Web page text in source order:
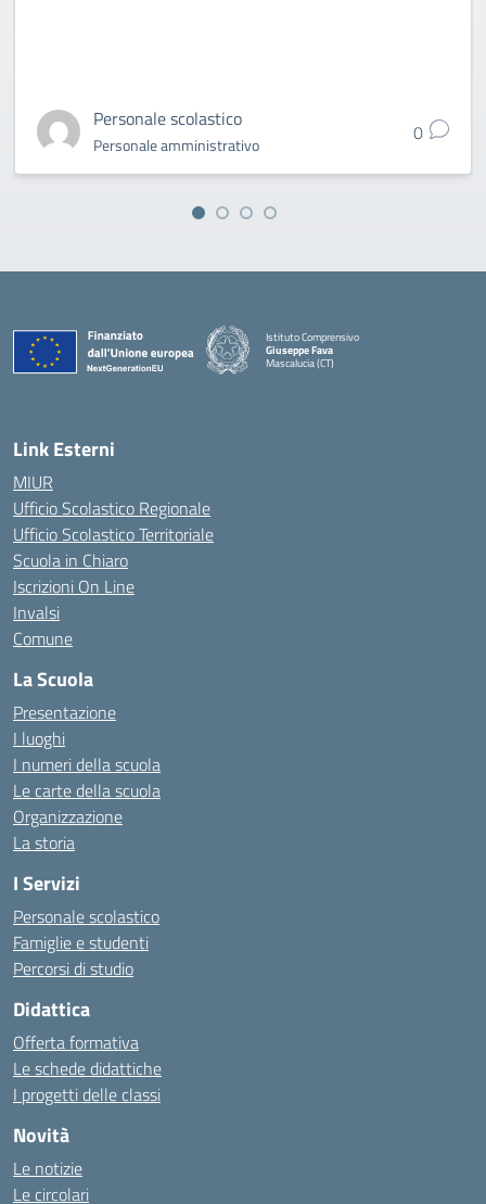
Personale scolastico
Personale amministrativo 0
Istituto Comprensivo
Giuseppe Fava
Mascalucia (CT)
Link Esterni
MIUR
Ufficio Scolastico Regionale
Ufficio Scolastico Territoriale
Scuola in Chiaro
Iscrizioni On Line
Invalsi
Comune
La Scuola
Presentazione
I luoghi
I numeri della scuola
Le carte della scuola
Organizzazione
La storia
I Servizi
Personale scolastico
Famiglie e studenti
Percorsi di studio
Didattica
Offerta formativa
Le schede didattiche
I progetti delle classi
Novità
Le notizie
Le circolari